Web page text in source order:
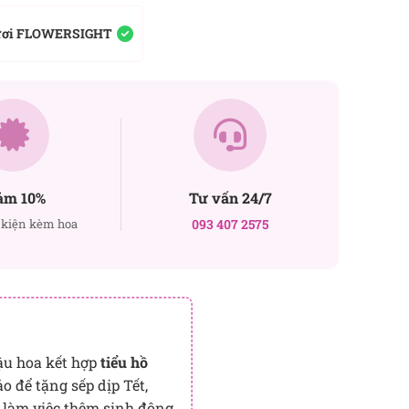
FLOWERSIGHT
10%
kèm hoa
Tư vấn 24/7
093 407 2575
hoa kết hợptiểu hồ
để tặng sếp dịp Tết,